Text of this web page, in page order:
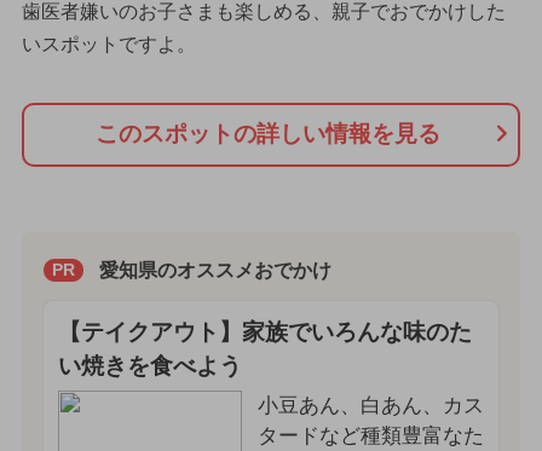
歯医者嫌いのお子さまも楽しめる、親子でおでかけした
いスポットですよ。
このスポットの詳しい情報を見る
PR 愛知県のオススメおでかけ
【テイクアウト】家族でいろんな味のた
い焼きを食べよう
小豆あん、白あん、カス
タードなど種類豊富なた